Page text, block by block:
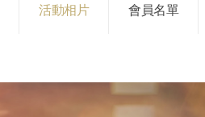
活動相片 會員名單